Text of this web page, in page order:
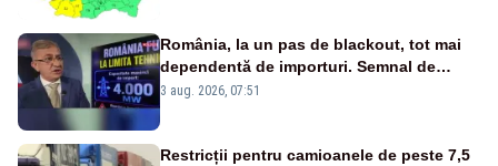
România, la un pas de blackout, tot mai
dependentă de importuri. Semnal de
alarmă tras de un expert în energie
3 aug. 2026, 07:51
Restricții pentru camioanele de peste 7,5